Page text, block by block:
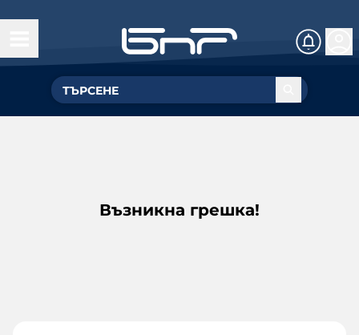
Възникна грешка!